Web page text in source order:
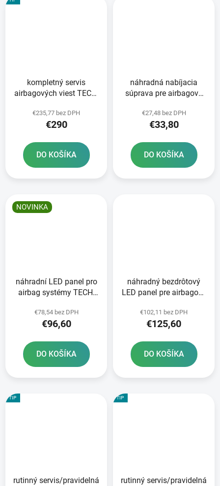
kompletný servis
airbagových viest TECH-
ROAD/7X
€235,77 bez DPH
€290
DO KOŠÍKA
náhradná nabíjacia
súprava pre airbagové
AIR®5/10/3/STREET/
ROAD/7X ALPINESTARS
€27,48 bez DPH
€33,80
DO KOŠÍKA
NOVINKA
náhradní LED panel pro
airbag systémy TECH-
délka kabelu 100 cm
€78,54 bez DPH
€96,60
DO KOŠÍKA
náhradný bezdrôtový
LED panel pre airbagové
ALPINESTARS
€102,11 bez DPH
€125,60
DO KOŠÍKA
TIP
rutinný servis/pravidelná
TIP
rutinný servis/pravidelná